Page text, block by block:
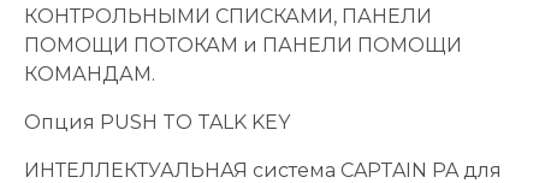
КОНТРОЛЬНЫМИ СПИСКАМИ, ПАНЕЛИ
ПОМОЩИ ПОТОКАМ и ПАНЕЛИ ПОМОЩИ
КОМАНДАМ.
Опция PUSH TO TALK KEY
ИНТЕЛЛЕКТУАЛЬНАЯ система CAPTAIN PA для